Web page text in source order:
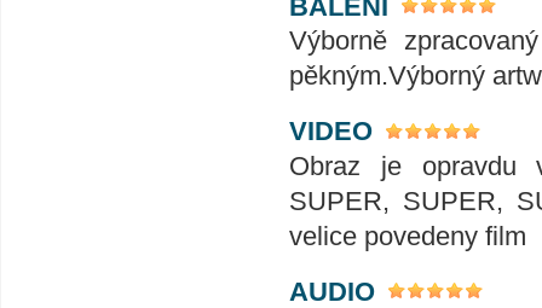
Výborně
pěkným.Výborný
VIDEO
Obraz je opravdu
SUPER, SUPER,
velice povedeny film
AUDIO